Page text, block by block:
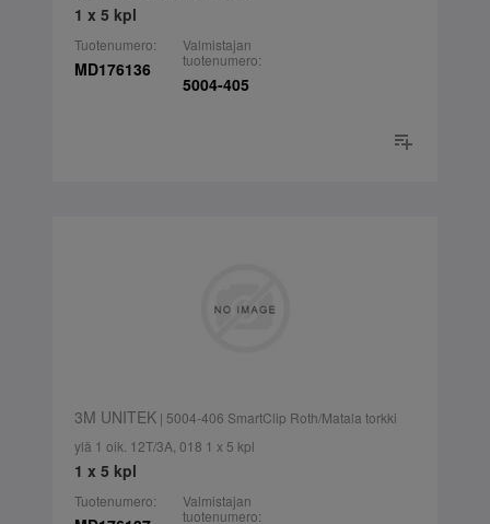
1 x 5 kpl
Tuotenumero:
MD176136
Valmistajan
tuotenumero:
5004-405
3M UNITEK| 5004-406 SmartClip Roth/Matala torkki
ylä 1 oik. 12T/3A, 018 1 x 5 kpl
1 x 5 kpl
Tuotenumero:
Valmistajan
tuotenumero: